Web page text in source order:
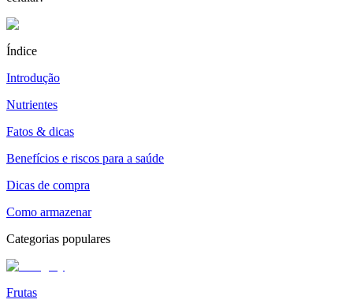
Índice
Introdução
Nutrientes
Fatos & dicas
Benefícios e riscos para a saúde
Dicas de compra
Como armazenar
Categorias populares
Frutas